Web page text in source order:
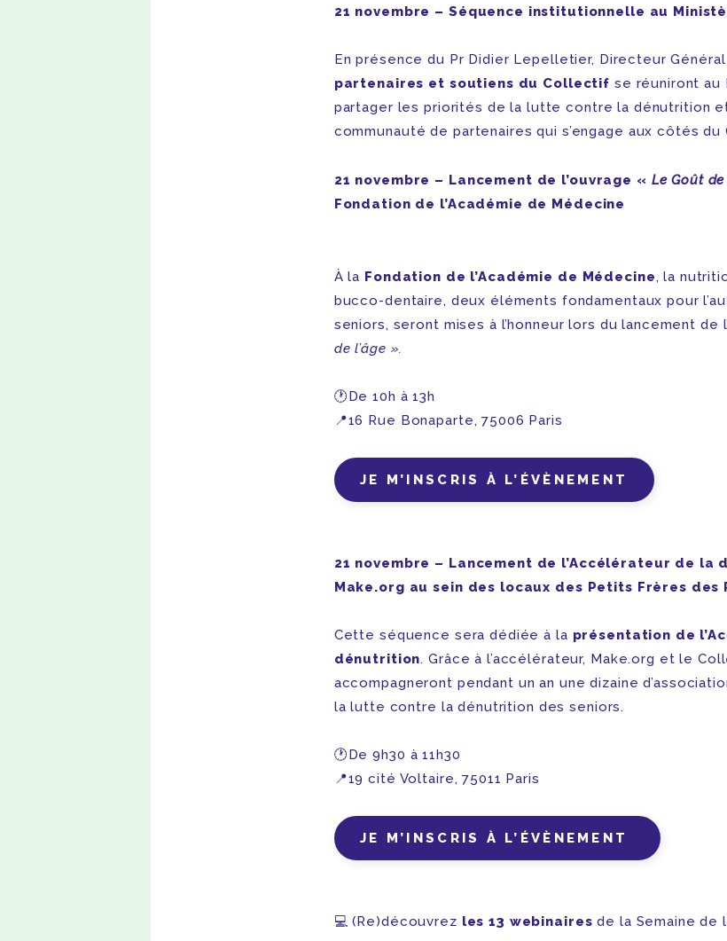
21 novembre – Séquence institutionnelle au
En présence du Pr Didier Lepelletier, Directeur
partenaires et soutiens du Collectif se réuniront au
partager les priorités de la lutte contre la dénutrition
communauté de partenaires qui s’engage aux côtés
21 novembre – Lancement de l’ouvrage « Le Goût de
Fondation de l’Académie de Médecine
À la Fondation de l’Académie de Médecine, la
bucco-dentaire, deux éléments fondamentaux pour
seniors, seront mises à l’honneur lors du lancement de
de l’âge ».
🕐De 10h à 13h
📍16 Rue Bonaparte, 75006 Paris
JE M’INSCRIS À L’ÉVÈNEMENT
21 novembre – Lancement de l’Accélérateur de la
Make.org au sein des locaux des Petits Frères des
Cette séquence sera dédiée à la présentation de
dénutrition. Grâce à l’accélérateur, Make.org et le
accompagneront pendant un an une dizaine
la lutte contre la dénutrition des seniors.
🕐De 9h30 à 11h30
📍19 cité Voltaire, 75011 Paris
JE M’INSCRIS À L’ÉVÈNEMENT
💻 (Re)découvrez les 13 webinairesde la Semaine de